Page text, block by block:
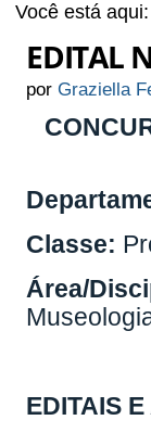
Você está aqui:
EDITAL
porGraziella
Classe:
Área/
EDITAIS